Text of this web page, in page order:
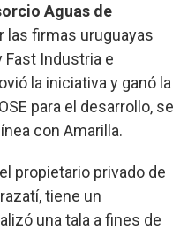
Aguas de
las firmas uruguayas
Fast Industria e
la iniciativa y ganó la
para el desarrollo, se
con Amarilla.
propietario privado de
tiene un
una tala a fines de